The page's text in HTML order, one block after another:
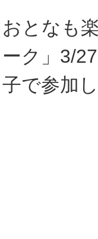
おとなも
ーク」3/
子で参加